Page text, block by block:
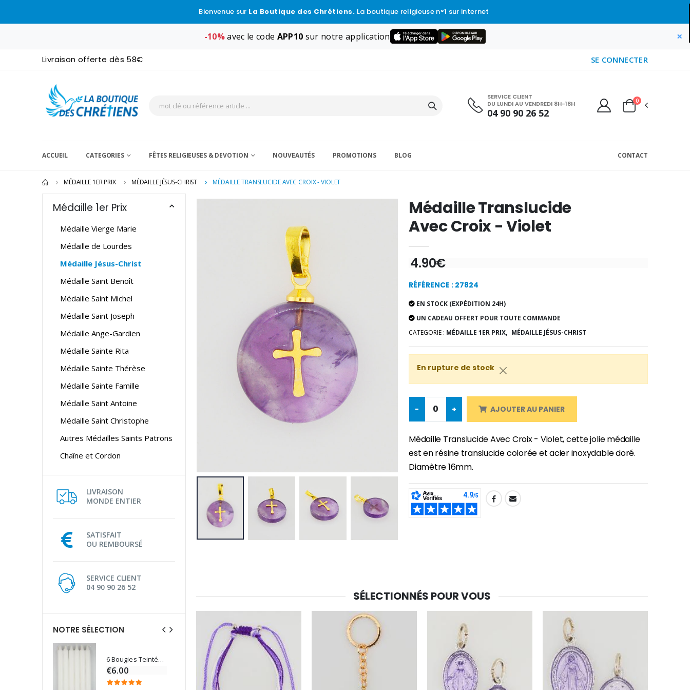
Bienvenue sur La Boutique des Chrétiens. La boutique religieuse n°1 sur internet
-10%avec le code APP10 sur notre application ×
Livraison offerte dès 58€ SE CONNECTER
SERVICE CLIENT
DU LUNDI AU VENDREDI 8H-18H
04 90 90 26 52
0
ACCUEIL CATEGORIES FÊTES RELIGIEUSES & DEVOTION NOUVEAUTÉS PROMOTIONS BLOG CONTACT
MÉDAILLE 1ER PRIX MÉDAILLE JÉSUS-CHRIST MÉDAILLE TRANSLUCIDE AVEC CROIX - VIOLET
Médaille 1er Prix
Médaille Vierge Marie
Médaille de Lourdes
Médaille Jésus-Christ
Médaille Saint Benoît
Médaille Saint Michel
Médaille Saint Joseph
Médaille Ange-Gardien
Médaille Sainte Rita
Médaille Sainte Thérèse
Médaille Sainte Famille
Médaille Saint Antoine
Médaille Saint Christophe
Autres Médailles Saints Patrons
Chaîne et Cordon
LIVRAISON
MONDE ENTIER
SATISFAIT
OU REMBOURSÉ
SERVICE CLIENT
04 90 90 26 52
NOTRE SÉLECTION
6 Bougies Teintées Masse Couleur Blanche
€6.00
€7.00
Une bougie 150 gr et votre Prière déposées à Lourdes
Médaille Translucide
Avec Croix - Violet
4.90€
RÉFÉRENCE : 27824
EN STOCK (EXPÉDITION 24H)
UN CADEAU OFFERT POUR TOUTE COMMANDE
CATEGORIE : MÉDAILLE 1ER PRIX, MÉDAILLE JÉSUS-CHRIST
En rupture de stock
- + AJOUTER AU PANIER
Médaille Translucide Avec Croix - Violet, cette jolie médaille
est en résine translucide colorée et acier inoxydable doré.
Diamètre 16mm.
SHARE:
SÉLECTIONNÉS POUR VOUS